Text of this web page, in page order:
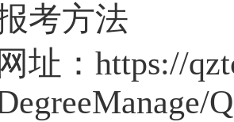
考方法
址： https://